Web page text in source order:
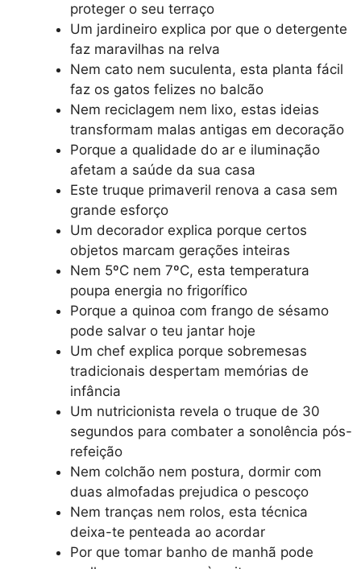
proteger o seu terraço
Um jardineiro explica por que o detergente
faz maravilhas na relva
Nem cato nem suculenta, esta planta fácil
faz os gatos felizes no balcão
Nem reciclagem nem lixo, estas ideias
transformam malas antigas em decoração
Porque a qualidade do ar e iluminação
afetam a saúde da sua casa
Este truque primaveril renova a casa sem
grande esforço
Um decorador explica porque certos
objetos marcam gerações inteiras
Nem 5ºC nem 7ºC, esta temperatura
poupa energia no frigorífico
Porque a quinoa com frango de sésamo
pode salvar o teu jantar hoje
Um chef explica porque sobremesas
tradicionais despertam memórias de
infância
Um nutricionista revela o truque de 30
segundos para combater a sonolência pós-
refeição
Nem colchão nem postura, dormir com
duas almofadas prejudica o pescoço
Nem tranças nem rolos, esta técnica
deixa-te penteada ao acordar
Por que tomar banho de manhã pode